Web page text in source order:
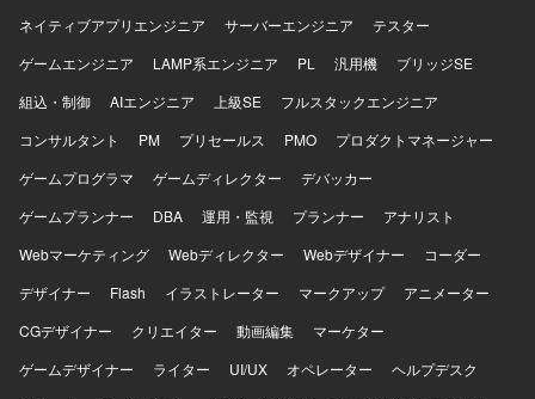
Active Directory/Azure ADなどの認証基盤、DNS/DHCP/フ
ァイルサーバなどの基盤システムを取り扱う環境となって
ネイティブアプリエンジニア
サーバーエンジニア
テスター
ゲームエンジニア
LAMP系エンジニア PL 汎用機
ブリッジSE
組込・制御
AIエンジニア 上級SE
フルスタックエンジニア
コンサルタント
PM プリセールス PMO
プロダクトマネージャー
ゲームプログラマ
ゲームディレクター
デバッカー
ゲームプランナー
DBA 運用・監視 プランナー
アナリスト
Webマーケティング
Webディレクター Webデザイナー
コーダー
デザイナー
Flash イラストレーター マークアップ
アニメーター
CGデザイナー
クリエイター 動画編集
マーケター
ゲームデザイナー
ライター UI/UX オペレーター
ヘルプデスク